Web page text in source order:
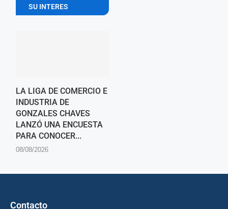
SU INTERES
LA LIGA DE COMERCIO E
INDUSTRIA DE
GONZALES CHAVES
LANZÓ UNA ENCUESTA
PARA CONOCER...
08/08/2026
Contacto